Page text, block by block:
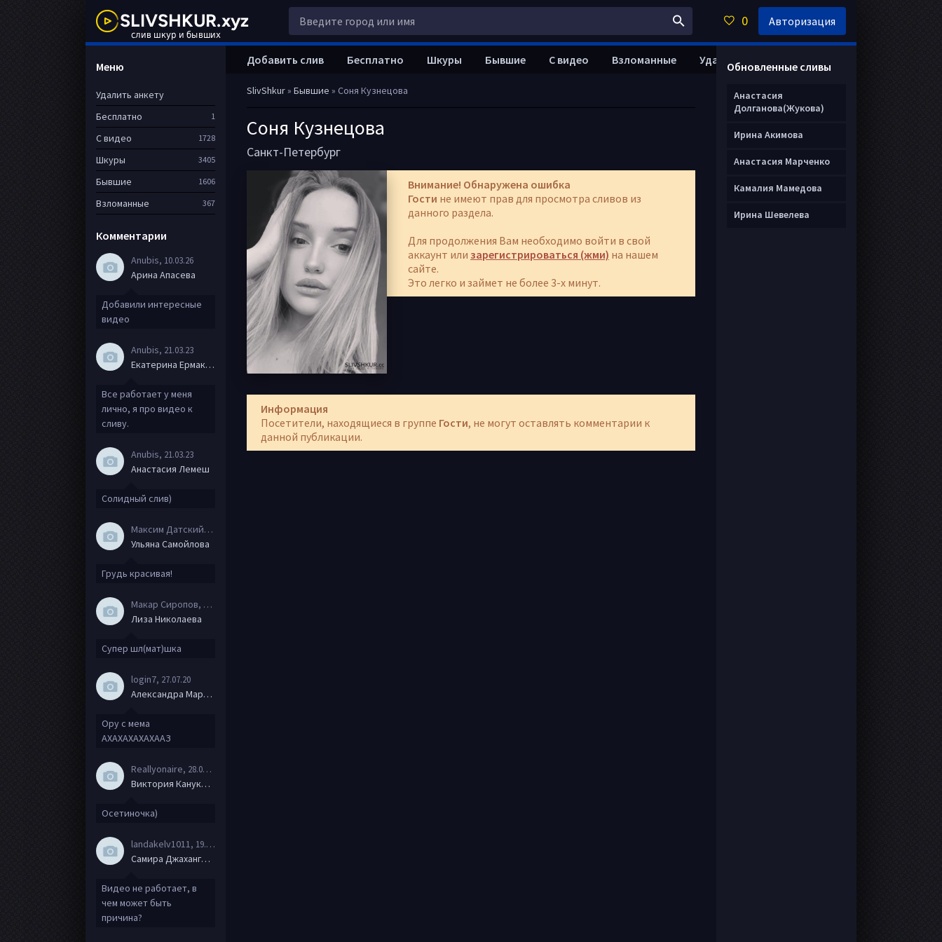
SlivShkur» Бывшие » Соня Кузнецова
Соня Кузнецова
Санкт-Петербург
Внимание! Обнаружена ошибка
Гости не имеют прав для просмотра сливов из
данного раздела.
Для продолжения Вам необходимо войти в свой
аккаунт или зарегистрироваться (жми) на нашем
сайте.
Это легко и займет не более 3-х минут.
Информация
Посетители, находящиеся в группе Гости, не могут оставлять комментарии к
данной публикации.
Добавить слив Бесплатно Шкуры Бывшие С видео Взломанные Удалить анкету
Меню
Удалить анкету
Бесплатно
1
С видео 1728
Шкуры 3405
Бывшие 1606
Взломанные 367
Комментарии
Anubis, 10.03.26
Арина Апасева
Добавили интересные
видео
Anubis, 21.03.23
Екатерина Ермакова
Все работает у меня
лично, я про видео к
сливу.
Anubis, 21.03.23
Анастасия Лемеш
Солидный слив)
Максим Датский
, 15.08.20
Ульяна Самойлова
Грудь красивая!
Макар Сиропов, 08.08.20
Лиза Николаева
Супер шл(мат)шка
login7, 27.07.20
Александра Маркова
Ору с мема
АХАХАХАХАХААЗ
Reallyonaire, 28.06.20
Виктория Канукова
Осетиночка)
landakelv1011 , 19.06.20
Самира Джахангирова
Видео не работает, в
чем может быть
причина?
Обновленные сливы
Анастасия
Долганова(Жукова)
Ирина Акимова
Анастасия Марченко
Камалия Мамедова
Ирина Шевелева
0 Авторизация